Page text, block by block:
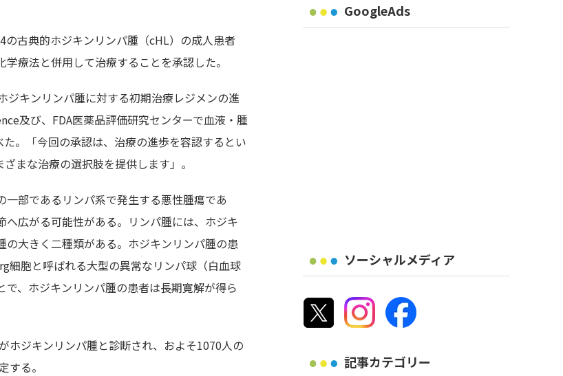
古典的ホジキンリンパ腫（cHL）の成人患者
療法と併用して治療することを承認した。
ジキンリンパ腫に対する初期治療レジメンの進
及び、FDA医薬品評価研究センターで血液・腫
。「今回の承認は、治療の進歩を容認するとい
まな治療の選択肢を提供します」。
部であるリンパ系で発生する悪性腫瘍であ
広がる可能性がある。リンパ腫には、ホジキ
大きく二種類がある。ホジキンリンパ腫の患
胞と呼ばれる大型の異常なリンパ球（白血球
、ホジキンリンパ腫の患者は長期寛解が得ら
ホジキンリンパ腫と診断され、およそ1070人の
る。
GoogleAds
ソーシャルメディア
記事カテゴリー